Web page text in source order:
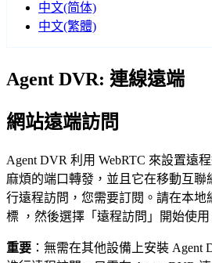
中文(简体)
中文(繁體)
Agent DVR: 連線遠端
網站遠端訪問
Agent DVR 利用 WebRTC 來設置遠
麻煩的端口轉發，並且它在移動互
行遠程訪問，您需要訂閱。請在本地
標 ，然後選擇「遠程訪問」開始使用
重要 ：無需在其他設備上安裝 Agent